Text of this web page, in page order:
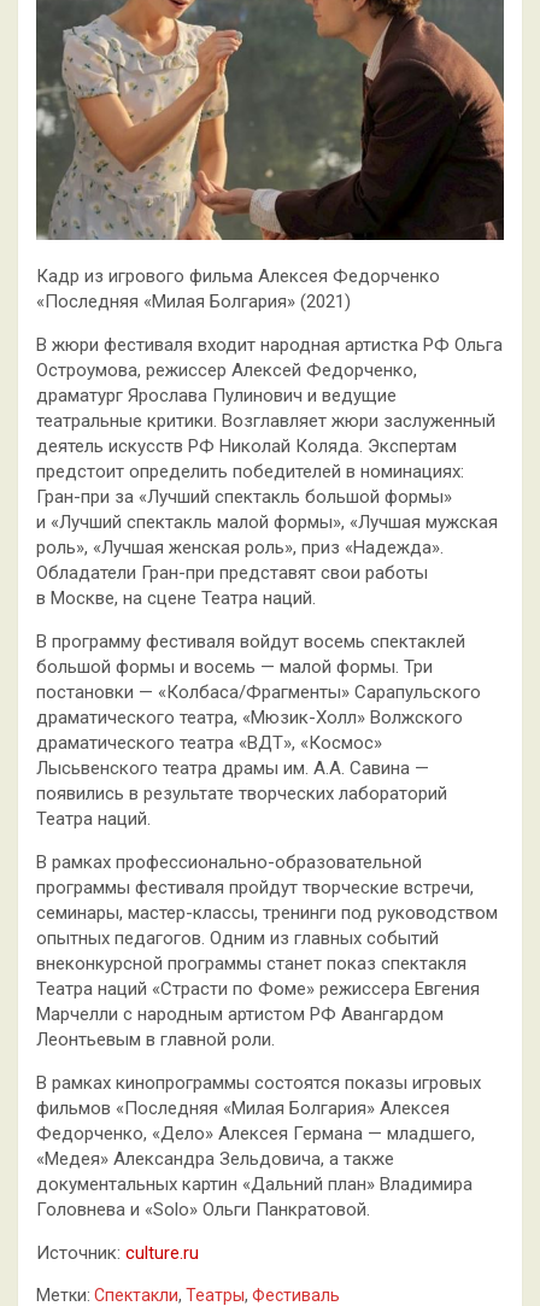
Кадр из игрового фильма Алексея Федорченко
«Последняя «Милая Болгария» (2021)
В жюри фестиваля входит народная артистка РФ Ольга
Остроумова, режиссер Алексей Федорченко,
драматург Ярослава Пулинович и ведущие
театральные критики. Возглавляет жюри заслуженный
деятель искусств РФ Николай Коляда. Экспертам
предстоит определить победителей в номинациях:
Гран-при за «Лучший спектакль большой формы»
и «Лучший спектакль малой формы», «Лучшая мужская
роль», «Лучшая женская роль», приз «Надежда».
Обладатели Гран-при представят свои работы
в Москве, на сцене Театра наций.
В программу фестиваля войдут восемь спектаклей
большой формы и восемь — малой формы. Три
постановки — «Колбаса/Фрагменты» Сарапульского
драматического театра, «Мюзик-Холл» Волжского
драматического театра «ВДТ», «Космос»
Лысьвенского театра драмы им. А.А. Савина —
появились в результате творческих лабораторий
Театра наций.
В рамках профессионально-образовательной
программы фестиваля пройдут творческие встречи,
семинары, мастер-классы, тренинги под руководством
опытных педагогов. Одним из главных событий
внеконкурсной программы станет показ спектакля
Театра наций «Страсти по Фоме» режиссера Евгения
Марчелли с народным артистом РФ Авангардом
Леонтьевым в главной роли.
В рамках кинопрограммы состоятся показы игровых
фильмов «Последняя «Милая Болгария» Алексея
Федорченко, «Дело» Алексея Германа — младшего,
«Медея» Александра Зельдовича, а также
документальных картин «Дальний план» Владимира
Головнева и «Solo» Ольги Панкратовой.
Источник: culture.ru
Метки: Спектакли, Театры, Фестиваль